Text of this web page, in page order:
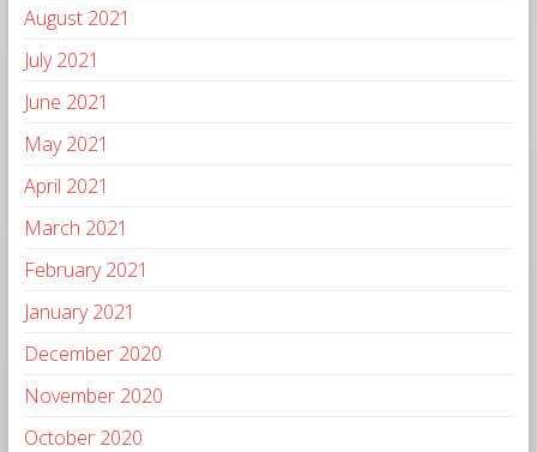
August 2021
July 2021
June 2021
May 2021
April 2021
March 2021
February 2021
January 2021
December 2020
November 2020
October 2020